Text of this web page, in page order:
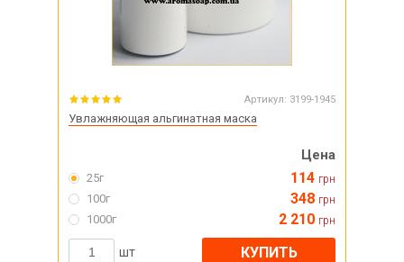
Артикул: 3199-1945
Увлажняющая альгинатная маска
Цена
25г 114 грн
100г 348 грн
1000г 2 210 грн
шт КУПИТЬ